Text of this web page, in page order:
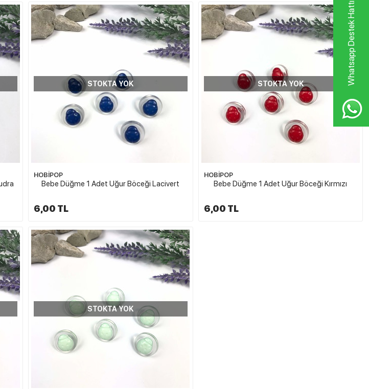
Whatsapp Destek Hattı
STOKTA YOK
HOBİPOP
Bebe Düğme 1 Adet Uğur Böceği Lacivert
6,00 TL
STOKTA YOK
HOBİPOP
Bebe Düğme 1 Adet Uğur Böceği Kırmızı
6,00 TL
STOKTA YOK